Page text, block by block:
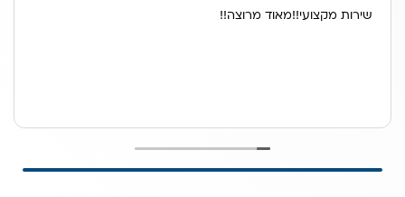
שירות מקצועי!!מאוד מרוצה!!